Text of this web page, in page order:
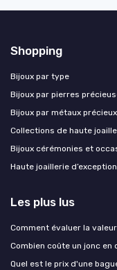
Shopping
Bijoux par type
Bijoux par pierres
Bijoux par métaux précieux
Collections de haute
Bijoux cérémonies et
Haute joaillerie d’exception
Les plus lus
Comment évaluer la
Combien coûte un jonc en
Quel est le prix d'une